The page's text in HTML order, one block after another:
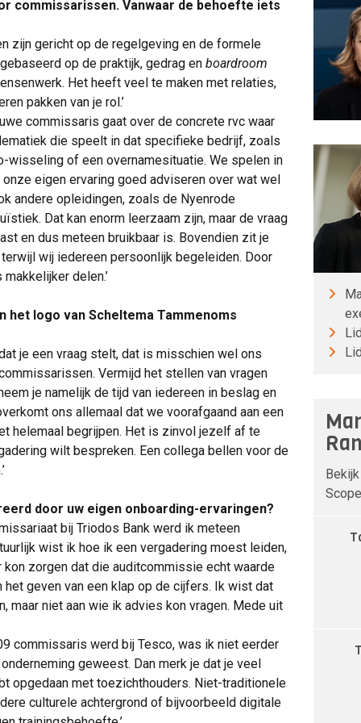
commissarissen. Vanwaar de behoefte iets
zijn gericht op de regelgeving en de formele
op de praktijk, gedrag en boardroom
Het heeft veel te maken met relaties,
pakken van je rol.’
commissaris gaat over de concrete rvc waar
die speelt in dat specifieke bedrijf, zoals
of een overnamesituatie. We spelen in
eigen ervaring goed adviseren over wat wel
andere opleidingen, zoals de Nyenrode
Dat kan enorm leerzaam zijn, maar de vraag
en dus meteen bruikbaar is. Bovendien zit je
wij iedereen persoonlijk begeleiden. Door
delen.’
het logo van Scheltema Tammenoms
je een vraag stelt, dat is misschien wel ons
Vermijd het stellen van vragen
je namelijk de tijd van iedereen in beslag en
ons allemaal dat we voorafgaand aan een
helemaal begrijpen. Het is zinvol jezelf af te
wilt bespreken. Een collega bellen voor de
door uw eigen onboarding-ervaringen?
bij Triodos Bank werd ik meteen
wist ik hoe ik een vergadering moest leiden,
zorgen dat die auditcommissie echt waarde
geven van een klap op de cijfers. Ik wist dat
maar niet aan wie ik advies kon vragen. Mede uit
commissaris werd bij Tesco, was ik niet eerder
geweest. Dan merk je dat je veel
opgedaan met toezichthouders. Niet-traditionele
culturele achtergrond of bijvoorbeeld digitale